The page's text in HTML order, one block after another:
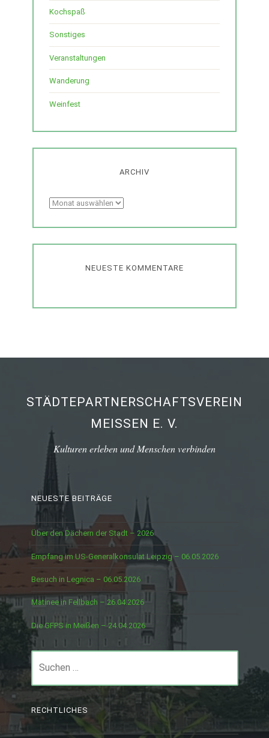
Kochspaß
Sonstiges
Veranstaltungen
Wanderung
Weinfest
ARCHIV
Archiv
NEUESTE KOMMENTARE
STÄDTEPARTNERSCHAFTSVEREIN
MEISSEN E. V.
Kulturen erleben und Menschen verbinden
NEUESTE BEITRÄGE
Über den Dächern der Stadt – 2026
Empfang im US-Generalkonsulat Leipzig – 06.05.2026
Besuch in Legnica – 06.05.2026
Matinee in Fellbach – 26.04.2026
Die GFPS in Meißen – 24.04.2026
nach:
RECHTLICHES